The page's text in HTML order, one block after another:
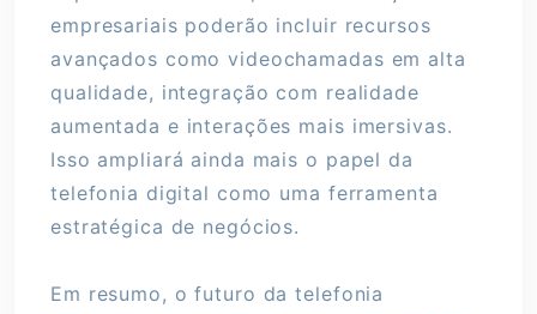
empresariais poderão incluir recursos
avançados como videochamadas em alta
qualidade, integração com realidade
aumentada e interações mais imersivas.
Isso ampliará ainda mais o papel da
telefonia digital como uma ferramenta
estratégica de negócios.
Em resumo, o futuro da telefonia